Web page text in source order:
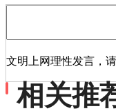
文明上网理性发言，
相关推